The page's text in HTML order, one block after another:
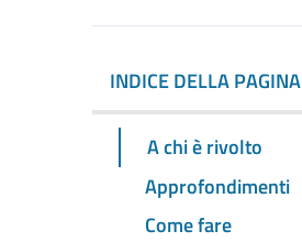
INDICE DELLA PAGINA
A chi è rivolto
Approfondimenti
Come fare